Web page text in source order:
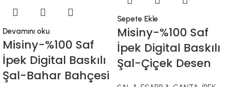
Devamını oku
Misiny-%100 Saf
İpek Digital Baskılı
Şal-Bahar Bahçesi
Sepete Ekle
Misiny-%100 Saf
İpek Digital Baskılı
Şal-Çiçek Desen